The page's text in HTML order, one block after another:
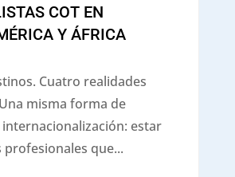
COT EN
Y ÁFRICA
Cuatro realidades
misma forma de
estar
profesionales que...